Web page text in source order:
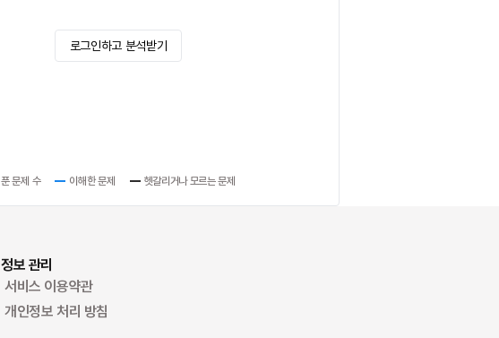
로그인하고 분석받기
푼 문제 수 이해한 문제 헷갈리거나 모르는 문제
정보 관리
서비스 이용약관
개인정보 처리 방침